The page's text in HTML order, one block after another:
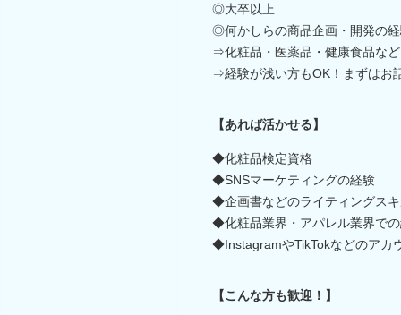
◎大卒以上
◎何かしらの商品企画・開発の
⇒化粧品・医薬品・健康食品な
⇒経験が浅い方もOK！まずはお
【あれば活かせる】
◆化粧品検定資格
◆SNSマーケティングの経験
◆企画書などのライティングス
◆化粧品業界・アパレル業界で
◆InstagramやTikTokなどのアカ
【こんな方も歓迎！】